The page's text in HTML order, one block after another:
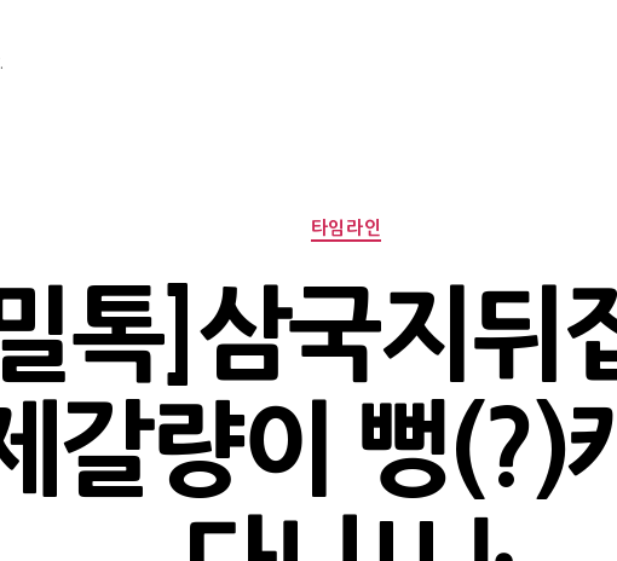
Categories
타임라인
톡]삼국지
갈량이 뻥(?)